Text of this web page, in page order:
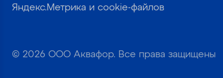
© 2026 ООО Аквафор. Все права защищены
Яндекс.Метрика и cookie-файлов